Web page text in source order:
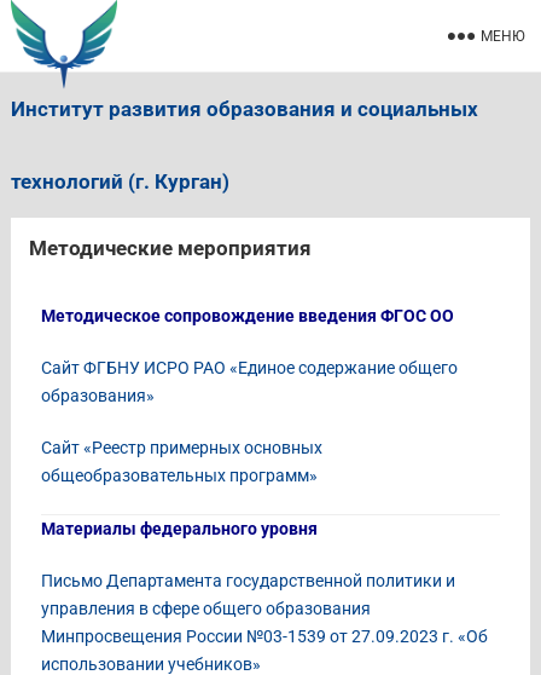
Институт развития образования и социальных
технологий (г. Курган)
МЕНЮ
Методические мероприятия
Методическое сопровождение введения ФГОС ОО
Сайт ФГБНУ ИСРО РАО «Единое содержание общего
образования»
Сайт «Реестр примерных основных
общеобразовательных программ»
Материалы федерального уровня
Письмо Департамента государственной политики и
управления в сфере общего образования
Минпросвещения России №03-1539 от 27.09.2023 г. «Об
использовании учебников»